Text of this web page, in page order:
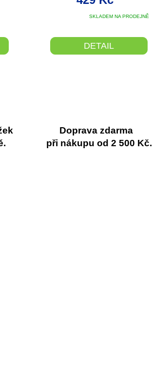
Doprava zdarma
při nákupu od 2 500 Kč.
Průměrné
je
5,0
SKLADEM NA PRODEJNĚ
DETAIL